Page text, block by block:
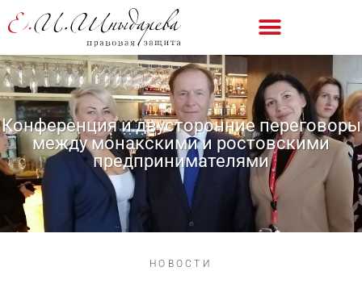
Конференция и двусторонние переговоры
между монакскими и ростовскими
предпринимателями
НОВОСТИ